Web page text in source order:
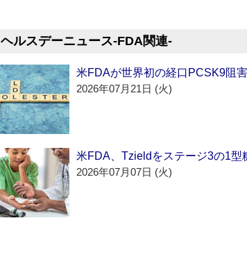
ヘルスデーニュース‐FDA関連‐
米FDAが世界初の経口PCSK9阻
2026年07月21日 (火)
米FDA、Tzieldをステージ3の1型
2026年07月07日 (火)